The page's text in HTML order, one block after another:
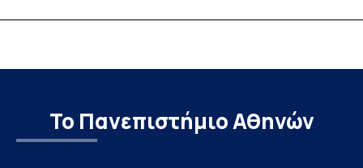
Το Πανεπιστήμιο Αθηνών